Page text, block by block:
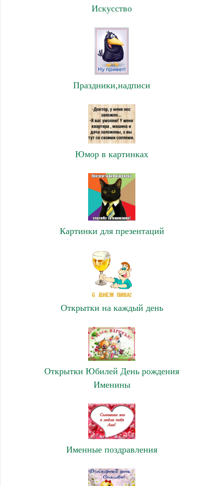
Искусство
Праздники,надписи
Юмор в картинках
Картинки для презентаций
Открытки на каждый день
Открытки Юбилей День рождения
Именины
Именные поздравления